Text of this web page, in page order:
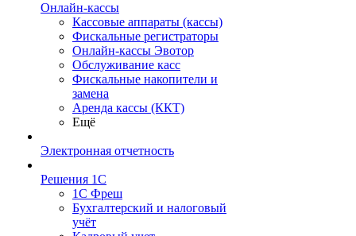
Онлайн-кассы
Кассовые аппараты (кассы)
Фискальные регистраторы
Онлайн-кассы Эвотор
Обслуживание касс
Фискальные накопители и
замена
Аренда кассы (ККТ)
Ещё
Электронная отчетность
Решения 1С
1С Фреш
Бухгалтерский и налоговый
учёт